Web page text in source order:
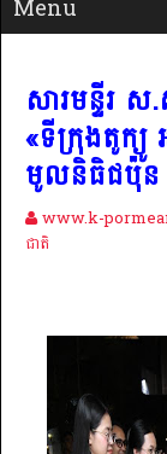
សារមន្ទីរ
«ទីក្រុងតូក្យូ
មូលនិធិជប៉ុន
www.k-
ជាតិ